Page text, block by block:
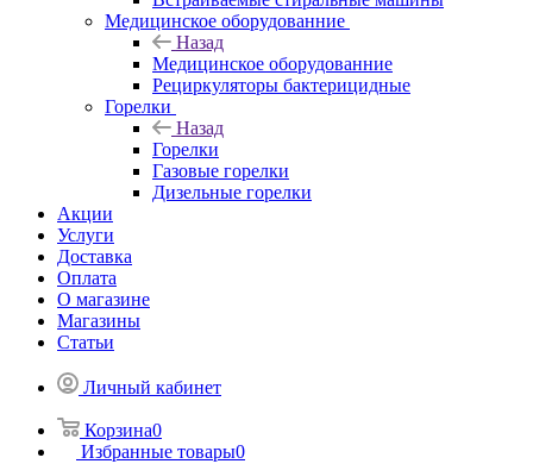
Медицинское оборудованние
Назад
Медицинское оборудованние
Рециркуляторы бактерицидные
Горелки
Назад
Горелки
Газовые горелки
Дизельные горелки
Акции
Услуги
Доставка
Оплата
О магазине
Магазины
Статьи
Личный кабинет
Корзина0
Избранные товары0